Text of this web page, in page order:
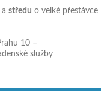
a středu o velké přestávce
10 –
služby